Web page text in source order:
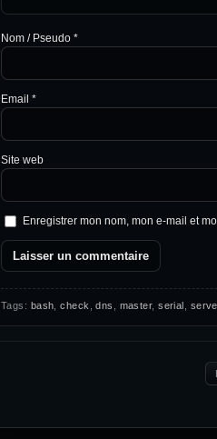
Nom / Pseudo *
Email *
Site web
Enregistrer mon nom, mon e-mail et
Tags: bash ,check ,dns master,serial